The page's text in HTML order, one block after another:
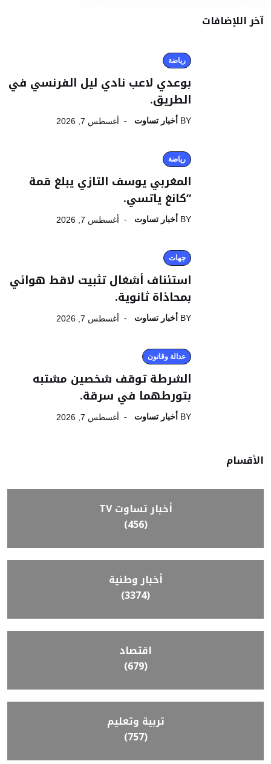
آخر اللإضافات
رياضة
بوعدي لاعب نادي ليل الفرنسي في
الطريق.
BY أخبار تساوت أغسطس 7, 2026
رياضة
المغربي يوسف التازي يبلغ قمة
“كانغ ياتسي.
BY أخبار تساوت أغسطس 7, 2026
جهات
استئناف أشغال تثبيت لاقط هوائي
بمحاذاة ثانوية.
BY أخبار تساوت أغسطس 7, 2026
عدالة وقانون
الشرطة توقف شخصين مشتبه
بتورطهما في سرقة.
BY أخبار تساوت أغسطس 7, 2026
الأقسام
أخبار تساوت TV
(456)
أخبار وطنية
(3374)
اقتصاد
(679)
تربية وتعليم
(757)